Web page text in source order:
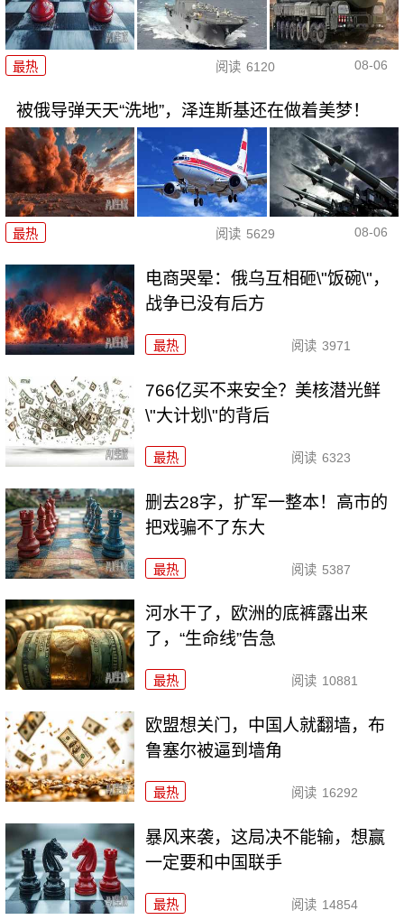
最热 阅读 6120 08-06
被俄导弹天天“洗地”，泽连斯基还在做着美梦！
最热 阅读 5629 08-06
电商哭晕：俄乌互相砸\"饭碗\"，
战争已没有后方
最热 阅读 3971
766亿买不来安全？美核潜光鲜
\"大计划\"的背后
最热 阅读 6323
删去28字，扩军一整本！高市的
把戏骗不了东大
最热 阅读 5387
河水干了，欧洲的底裤露出来
了，“生命线”告急
最热 阅读 10881
欧盟想关门，中国人就翻墙，布
鲁塞尔被逼到墙角
最热 阅读 16292
暴风来袭，这局决不能输，想赢
一定要和中国联手
最热 阅读 14854